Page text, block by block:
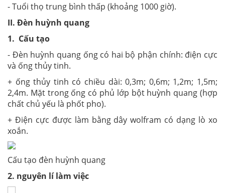
- Tuổi thọ trung bình thấp (khoảng 1000 giờ).
II. Đèn huỳnh quang
1. Cấu tạo
- Đèn huỳnh quang ống có hai bộ phận chính: điện cực
và ống thủy tinh.
+ ống thủy tinh có chiều dài: 0,3m; 0,6m; 1,2m; 1,5m;
2,4m. Mặt trong ống có phủ lớp bột huỳnh quang (hợp
chất chủ yếu là phốt pho).
+ Điện cực được làm bằng dây wolfram có dạng lò xo
xoắn.
Cấu tạo đèn huỳnh quang
2. nguyên lí làm việc